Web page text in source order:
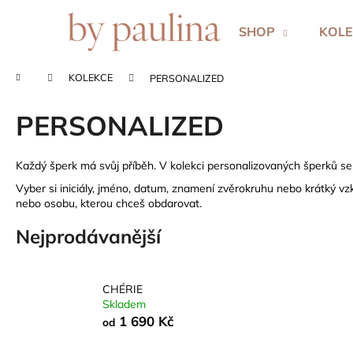
SHOP
Domů KOLEKCE PERSONALIZED
PERSONALIZED
Každý šperk má svůj příběh. V kolekci personalizovaných šperků
Vyber si iniciály, jméno, datum, znamení zvěrokruhu nebo krátký
nebo osobu, kterou chceš obdarovat.
Nejprodávanější
CHÉRIE
Skladem
od 1 690 Kč
Zpět
Zpět